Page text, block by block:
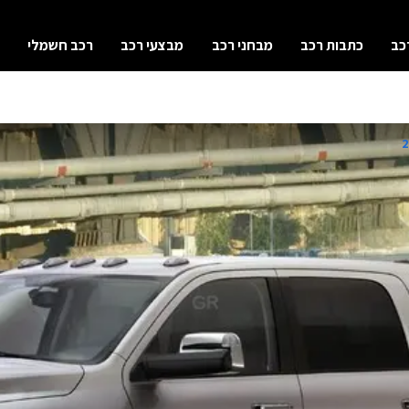
כתבות רכב מבחני רכב מבצעי רכב רכב חשמלי